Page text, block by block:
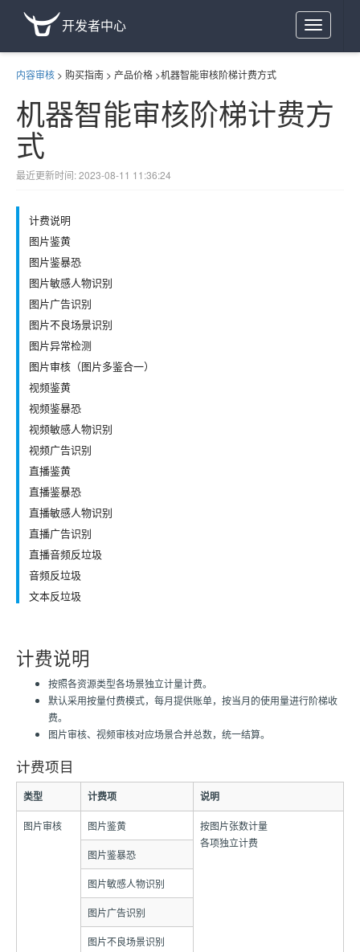
Toggle
navigation
开发者中心
内容审核 > 购买指南 > 产品价格 >机器智能审核阶梯计费方式
机器智能审核阶梯计费方
式
最近更新时间: 2023-08-11 11:36:24
计费说明
图片鉴黄
图片鉴暴恐
图片敏感人物识别
图片广告识别
图片不良场景识别
图片异常检测
图片审核（图片多鉴合一）
视频鉴黄
视频鉴暴恐
视频敏感人物识别
视频广告识别
直播鉴黄
直播鉴暴恐
直播敏感人物识别
直播广告识别
直播音频反垃圾
音频反垃圾
文本反垃圾
计费说明
按照各资源类型各场景独立计量计费。
默认采用按量付费模式，每月提供账单，按当月的使用量进行阶梯收
费。
图片审核、视频审核对应场景合并总数，统一结算。
计费项目
类型 计费项 说明
图片审核 图片鉴黄
按图片张数计量
各项独立计费
图片鉴暴恐
图片敏感人物识别
图片广告识别
图片不良场景识别